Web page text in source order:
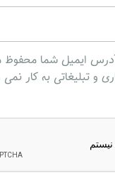
ایمیل شما محفوظ
و تبلیغاتی به کار نمی